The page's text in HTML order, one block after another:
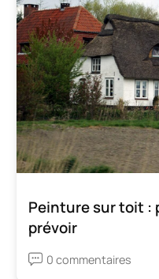
Peinture sur toit :
prévoir
0 commentaires